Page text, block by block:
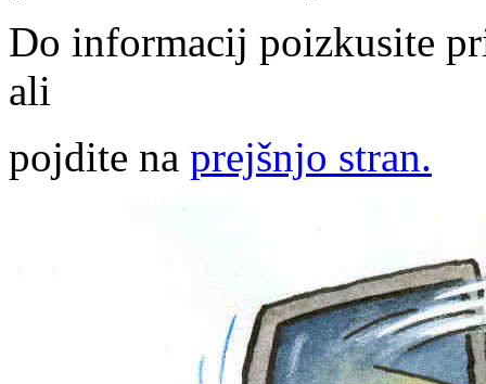
Do informacij poizkusite
ali
pojdite na prejšnjo stran.